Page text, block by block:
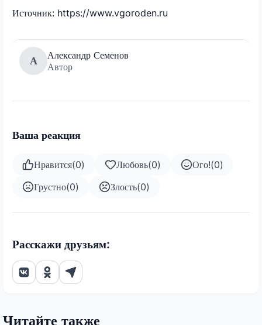
Источник: https://www.vgoroden.ru
А
Александр Семенов
Автор
Ваша реакция
Нравится(0) Любовь(0) Ого!(0)
Грустно(0) Злость(0)
Расскажи друзьям:
Читайте также